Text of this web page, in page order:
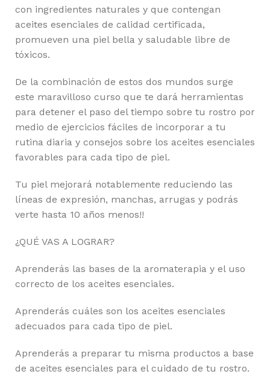
con ingredientes naturales y que contengan
aceites esenciales de calidad certificada,
promueven una piel bella y saludable libre de
tóxicos.
De la combinación de estos dos mundos surge
este maravilloso curso que te dará herramientas
para detener el paso del tiempo sobre tu rostro por
medio de ejercicios fáciles de incorporar a tu
rutina diaria y consejos sobre los aceites esenciales
favorables para cada tipo de piel.
Tu piel mejorará notablemente reduciendo las
líneas de expresión, manchas, arrugas y podrás
verte hasta 10 años menos!!
¿QUÉ VAS A LOGRAR?
Aprenderás las bases de la aromaterapia y el uso
correcto de los aceites esenciales.
Aprenderás cuáles son los aceites esenciales
adecuados para cada tipo de piel.
Aprenderás a preparar tu misma productos a base
de aceites esenciales para el cuidado de tu rostro.